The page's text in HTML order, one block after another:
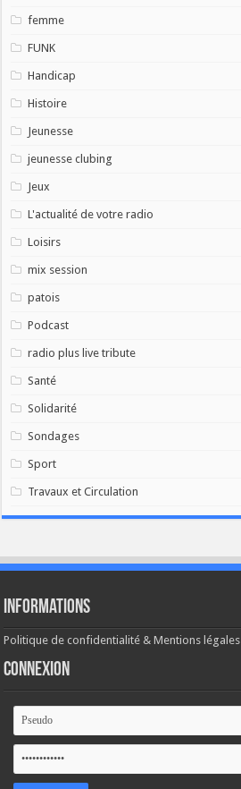
femme
FUNK
Handicap
Histoire
Jeunesse
jeunesse clubing
Jeux
L'actualité de votre radio
Loisirs
mix session
patois
Podcast
radio plus live tribute
Santé
Solidarité
Sondages
Sport
Travaux et Circulation
Informations
Politique de confidentialité & Mentions légales
Connexion